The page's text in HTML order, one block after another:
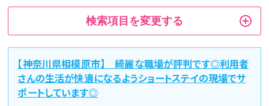
検索項目を変更する
【神奈川県相模原市】 綺麗な職場が評判です◎利用者
さんの生活が快適になるようショートステイの現場でサ
ポートしています◎